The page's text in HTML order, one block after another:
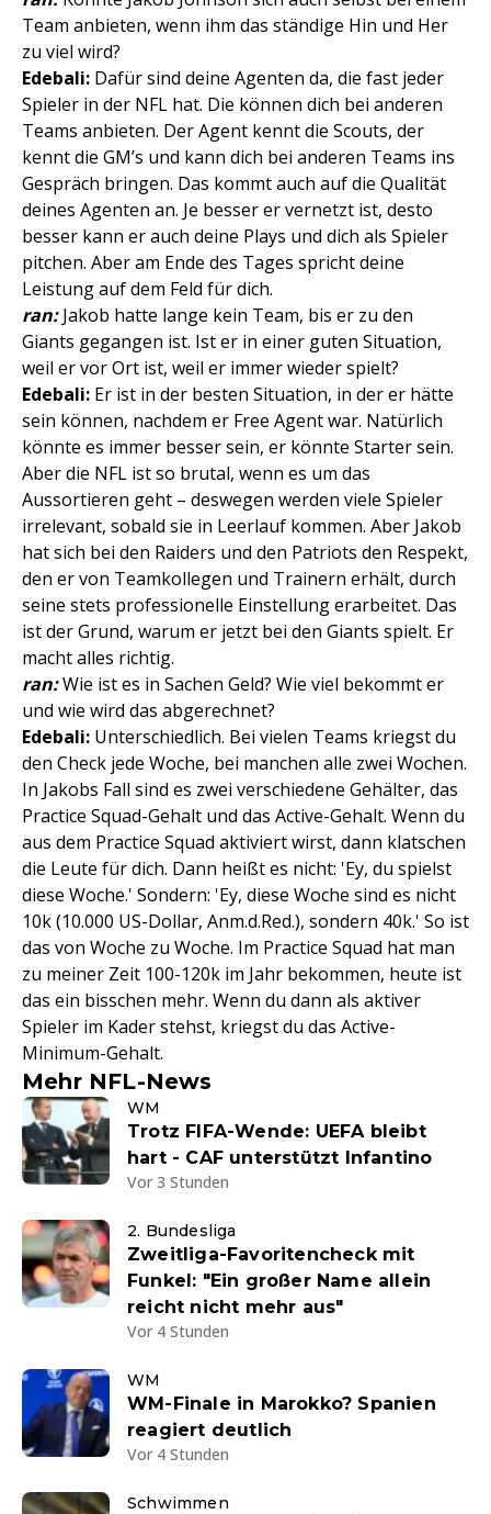
Team anbieten, wenn ihm das ständige Hin und Her
zu viel wird?
Edebali: Dafür sind deine Agenten da, die fast jeder
Spieler in der NFL hat. Die können dich bei anderen
Teams anbieten. Der Agent kennt die Scouts, der
kennt die GM’s und kann dich bei anderen Teams ins
Gespräch bringen. Das kommt auch auf die Qualität
deines Agenten an. Je besser er vernetzt ist, desto
besser kann er auch deine Plays und dich als Spieler
pitchen. Aber am Ende des Tages spricht deine
Leistung auf dem Feld für dich.
ran:Jakob hatte lange kein Team, bis er zu den
Giants gegangen ist. Ist er in einer guten Situation,
weil er vor Ort ist, weil er immer wieder spielt?
Edebali: Er ist in der besten Situation, in der er hätte
sein können, nachdem er Free Agent war. Natürlich
könnte es immer besser sein, er könnte Starter sein.
Aber die NFL ist so brutal, wenn es um das
Aussortieren geht – deswegen werden viele Spieler
irrelevant, sobald sie in Leerlauf kommen. Aber Jakob
hat sich bei den Raiders und den Patriots den Respekt,
den er von Teamkollegen und Trainern erhält, durch
seine stets professionelle Einstellung erarbeitet. Das
ist der Grund, warum er jetzt bei den Giants spielt. Er
macht alles richtig.
ran:Wie ist es in Sachen Geld? Wie viel bekommt er
und wie wird das abgerechnet?
Edebali: Unterschiedlich. Bei vielen Teams kriegst du
den Check jede Woche, bei manchen alle zwei Wochen.
In Jakobs Fall sind es zwei verschiedene Gehälter, das
Practice Squad-Gehalt und das Active-Gehalt. Wenn du
aus dem Practice Squad aktiviert wirst, dann klatschen
die Leute für dich. Dann heißt es nicht: 'Ey, du spielst
diese Woche.' Sondern: 'Ey, diese Woche sind es nicht
10k (10.000 US-Dollar, Anm.d.Red.), sondern 40k.' So ist
das von Woche zu Woche. Im Practice Squad hat man
zu meiner Zeit 100-120k im Jahr bekommen, heute ist
das ein bisschen mehr. Wenn du dann als aktiver
Spieler im Kader stehst, kriegst du das Active-
Minimum-Gehalt.
Mehr NFL-News
WM
Trotz FIFA-Wende: UEFA bleibt
hart - CAF unterstützt Infantino
Vor 3 Stunden
2. Bundesliga
Zweitliga-Favoritencheck mit
Funkel: "Ein großer Name allein
reicht nicht mehr aus"
Vor 4 Stunden
WM
WM-Finale in Marokko? Spanien
reagiert deutlich
Vor 4 Stunden
Schwimmen